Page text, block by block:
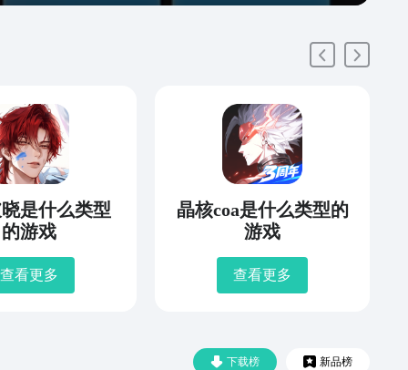
是什么类型
的游戏
查看更多
晶核coa是什么类型的
游戏
查看更多
下载榜 新品榜